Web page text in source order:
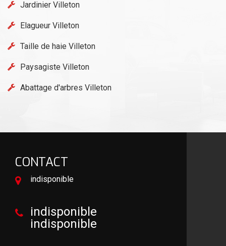
Jardinier Villeton
Elagueur Villeton
Taille de haie Villeton
Paysagiste Villeton
Abattage d'arbres Villeton
CONTACT
indisponible
indisponible
indisponible